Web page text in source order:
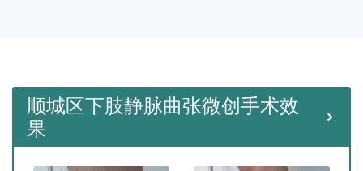
顺城区下肢静脉曲张微创手术效
果